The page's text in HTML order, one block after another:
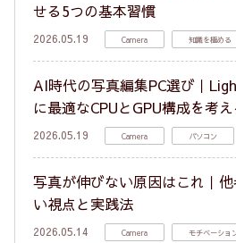
せる5つの基本習慣
2026.05.19 Camera 知識を極める
AI時代の写真編集PC選び｜
に最適なCPUとGPU構成を考え
2026.05.19 Camera パソコン
写真が伸びない原因はこれ｜
い視点と実践法
2026.05.14 Camera モチベーショ